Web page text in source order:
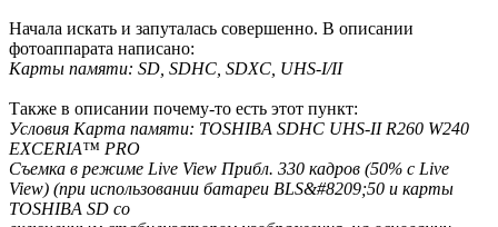
Начала искать и запуталась совершенно. В описании
фотоаппарата написано:
Карты памяти: SD, SDHC, SDXC, UHS-I/II
Также в описании почему-то есть этот пункт:
Условия Карта памяти: TOSHIBA SDHC UHS-II R260 W240
EXCERIA™ PRO
Съемка в режиме Live View Прибл. 330 кадров (50% с Live
View) (при использовании батареи BLS&#8209;50 и карты
TOSHIBA SD со